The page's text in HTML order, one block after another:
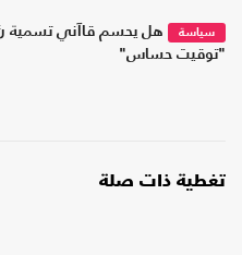
سياسة
هل يحسم قاآني تسمية
"توقيت حساس"
تغطية ذات صلة